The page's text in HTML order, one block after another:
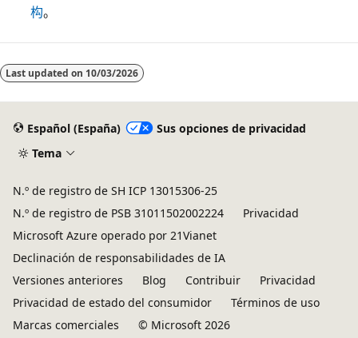
构。
Last updated on 10/03/2026
Español (España)
Sus opciones de privacidad
Tema
N.º de registro de SH ICP 13015306-25
N.º de registro de PSB 31011502002224
Privacidad
Microsoft Azure operado por 21Vianet
Declinación de responsabilidades de IA
Versiones anteriores
Blog Contribuir
Privacidad
Privacidad de estado del consumidor
Términos de uso
Marcas comerciales
© Microsoft 2026